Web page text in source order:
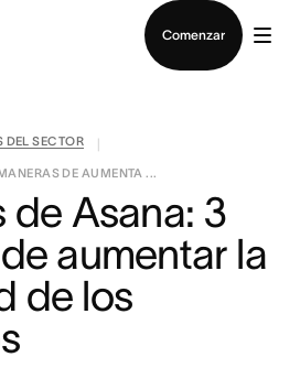
Comenzar
DEL SECTOR
DE AUMENTA ...
de Asana: 3
aumentar la
de los